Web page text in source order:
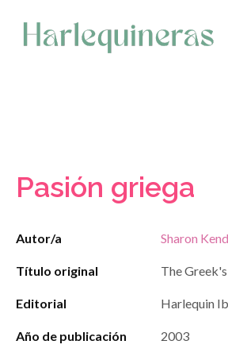
contenido
Pasión griega
Autor/a Sharon
Título original The
Editorial Harlequin
Año de publicación 2003